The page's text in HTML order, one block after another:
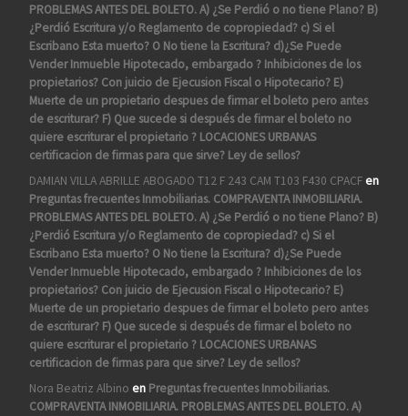
PROBLEMAS ANTES DEL BOLETO. A) ¿Se Perdió o no tiene Plano? B)
¿Perdió Escritura y/o Reglamento de copropiedad? c) Si el
Escribano Esta muerto? O No tiene la Escritura? d)¿Se Puede
Vender Inmueble Hipotecado, embargado ? Inhibiciones de los
propietarios? Con juicio de Ejecusion Fiscal o Hipotecario? E)
Muerte de un propietario despues de firmar el boleto pero antes
de escriturar? F) Que sucede si después de firmar el boleto no
quiere escriturar el propietario ? LOCACIONES URBANAS
certificacion de firmas para que sirve? Ley de sellos?
DAMIAN VILLA ABRILLE ABOGADO T12 F 243 CAM T103 F430 CPACFen
Preguntas frecuentes Inmobiliarias. COMPRAVENTA INMOBILIARIA.
PROBLEMAS ANTES DEL BOLETO. A) ¿Se Perdió o no tiene Plano? B)
¿Perdió Escritura y/o Reglamento de copropiedad? c) Si el
Escribano Esta muerto? O No tiene la Escritura? d)¿Se Puede
Vender Inmueble Hipotecado, embargado ? Inhibiciones de los
propietarios? Con juicio de Ejecusion Fiscal o Hipotecario? E)
Muerte de un propietario despues de firmar el boleto pero antes
de escriturar? F) Que sucede si después de firmar el boleto no
quiere escriturar el propietario ? LOCACIONES URBANAS
certificacion de firmas para que sirve? Ley de sellos?
Nora Beatriz Albino en Preguntas frecuentes Inmobiliarias.
COMPRAVENTA INMOBILIARIA. PROBLEMAS ANTES DEL BOLETO. A)